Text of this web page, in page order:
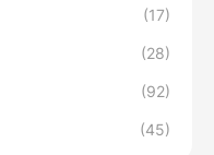
(17)
(28)
(92)
(45)